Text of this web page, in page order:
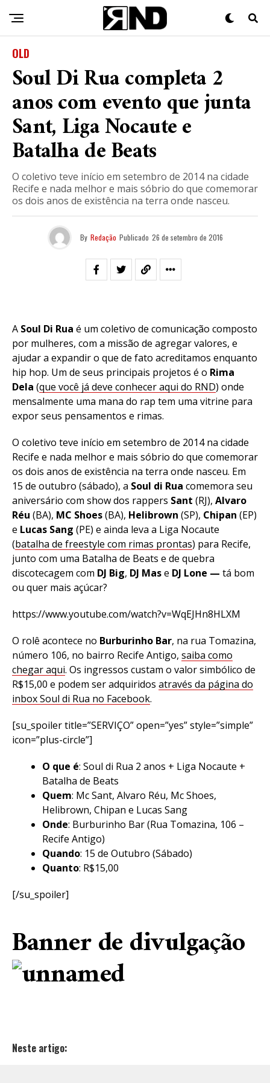
OLD
Soul Di Rua completa 2
anos com evento que junta
Sant, Liga Nocaute e
Batalha de Beats
O coletivo teve início em setembro de 2014 na cidade
Recife e nada melhor e mais sóbrio do que comemorar
os dois anos de existência na terra onde nasceu.
By Redação Publicado 26 de setembro de 2016
A Soul Di Rua é um coletivo de comunicação composto
por mulheres, com a missão de agregar valores, e
ajudar a expandir o que de fato acreditamos enquanto
hip hop. Um de seus principais projetos é o Rima
Dela (que você já deve conhecer aqui do RND) onde
mensalmente uma mana do rap tem uma vitrine para
expor seus pensamentos e rimas.
O coletivo teve início em setembro de 2014 na cidade
Recife e nada melhor e mais sóbrio do que comemorar
os dois anos de existência na terra onde nasceu. Em
15 de outubro (sábado), a Soul di Rua comemora seu
aniversário com show dos rappers Sant (RJ), Alvaro
Réu (BA), MC Shoes(BA), Helibrown (SP), Chipan (EP)
e Lucas Sang (PE) e ainda leva a Liga Nocaute
(batalha de freestyle com rimas prontas) para Recife,
junto com uma Batalha de Beats e de quebra
discotecagem com DJ Big, DJ Mase DJ Lone — tá bom
ou quer mais açúcar?
https://www.youtube.com/watch?v=WqEJHn8HLXM
O rolê acontece no Burburinho Bar, na rua Tomazina,
número 106, no bairro Recife Antigo, saiba como
chegar aqui. Os ingressos custam o valor simbólico de
R$15,00 e podem ser adquiridos através da página do
inbox Soul di Rua no Facebook.
[su_spoiler title=”SERVIÇO” open=”yes” style=”simple”
icon=”plus-circle”]
O que é: Soul di Rua 2 anos + Liga Nocaute +
Batalha de Beats
Quem: Mc Sant, Alvaro Réu, Mc Shoes,
Helibrown, Chipan e Lucas Sang
Onde: Burburinho Bar (Rua Tomazina, 106 –
Recife Antigo)
Quando: 15 de Outubro (Sábado)
Quanto: R$15,00
[/su_spoiler]
Banner de divulgação
Neste artigo: